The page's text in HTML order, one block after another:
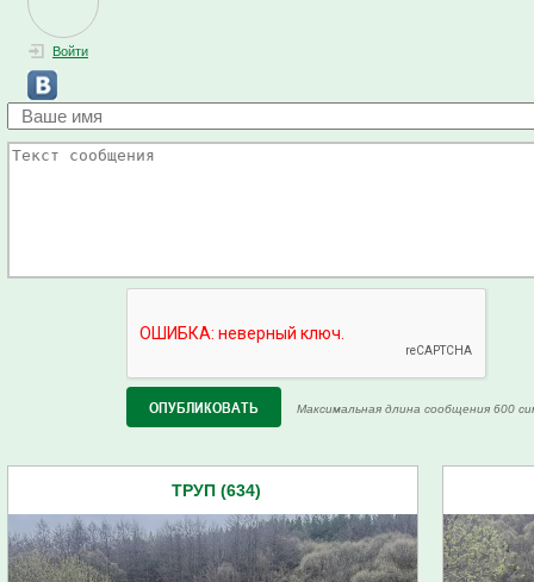
Войти
Максимальная длина сообщения 600
ТРУП (634)